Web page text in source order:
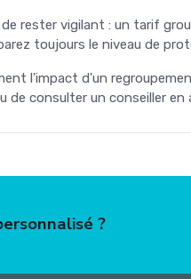
rester vigilant : un tarif
toujours le niveau de
l'impact d'un
de consulter un conseiller en
?